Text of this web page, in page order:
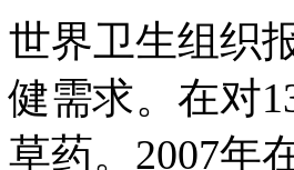
世界卫生组织
健需求。在对
草药。2007年